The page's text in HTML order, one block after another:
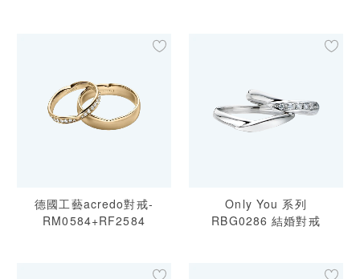
德國工藝acredo對戒-
RM0584+RF2584
Only You 系列
RBG0286 結婚對戒